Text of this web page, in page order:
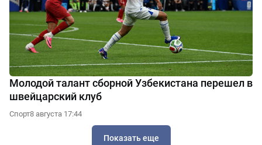
Молодой талант сборной Узбекистана перешел в
швейцарский клуб
Спорт8 августа 17:44
Показать еще